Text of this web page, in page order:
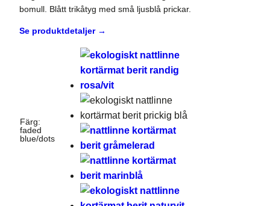
bomull. Blått trikåtyg med små ljusblå prickar.
Se produktdetaljer →
Färg:
faded
blue/dots